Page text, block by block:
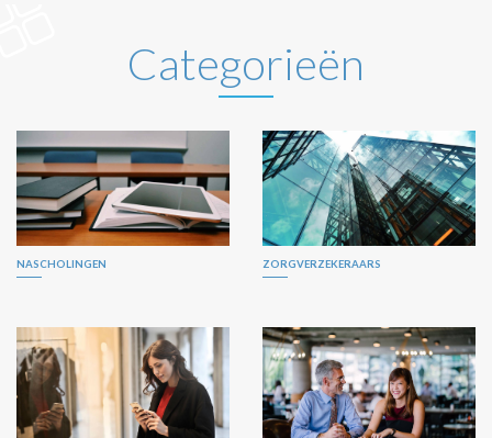
Categorieën
NASCHOLINGEN ZORGVERZEKERAARS